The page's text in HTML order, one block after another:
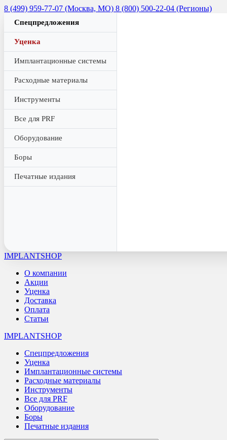
8 (499) 959-77-07 (Москва, МО) 8 (800) 500-22-04 (Регионы)
Спецпредложения
Уценка
Имплантационные системы
Расходные материалы
Инструменты
Все для PRF
Оборудование
Боры
Печатные издания
IMPLANTSHOP
О компании
Акции
Уценка
Доставка
Оплата
Статьи
IMPLANTSHOP
Спецпредложения
Уценка
Имплантационные системы
Расходные материалы
Инструменты
Все для PRF
Оборудование
Боры
Печатные издания